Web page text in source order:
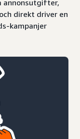
annonsutgifter,
direkt driver en
kampanjer